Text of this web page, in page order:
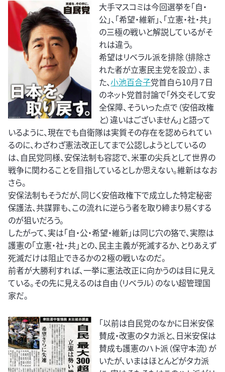
大手マスコミは今回選挙を「自・
公」、「希望・維新」、「立憲・社・共」
の三極の戦いと解説しているがそ
れは違う。
希望はリベラル派を排除（排除さ
れた者が立憲民主党を設立）、ま
た、小池百合子党首自ら10月７日
のネット党首討論で「外交そして安
全保障、そういった点で（安倍政権
と）違いはございません」と語って
いるように、現在でも自衛隊は実質その存在を認められてい
るのに、わざわざ憲法改正してまで公認しようとしているの
は、自民党同様、安保法制も容認で、米軍の尖兵として世界の
戦争に関わることを目指しているとしか思えない。維新はなお
さら。
安保法制もそうだが、同じく安倍政権下で成立した特定秘密
保護法、共謀罪も、この流れに逆らう者を取り締まり易くする
のが狙いだろう。
したがって、実は「自・公・希望・維新」は同じ穴の狢で、実際は
護憲の「立憲・社・共」との、民主主義が死滅するか、とりあえず
死滅だけは阻止できるかの２極の戦いなのだ。
前者が大勝利すれば、一挙に憲法改正に向かうのは目に見え
ている。その先に見えるのは自由（リベラル）のない超管理国
家だ。
「以前は自民党のなかに日米安保
賛成・改憲のタカ派と、日米安保は
賛成も護憲のハト派（保守本流）が
いたが、いまはほとんどがタカ派